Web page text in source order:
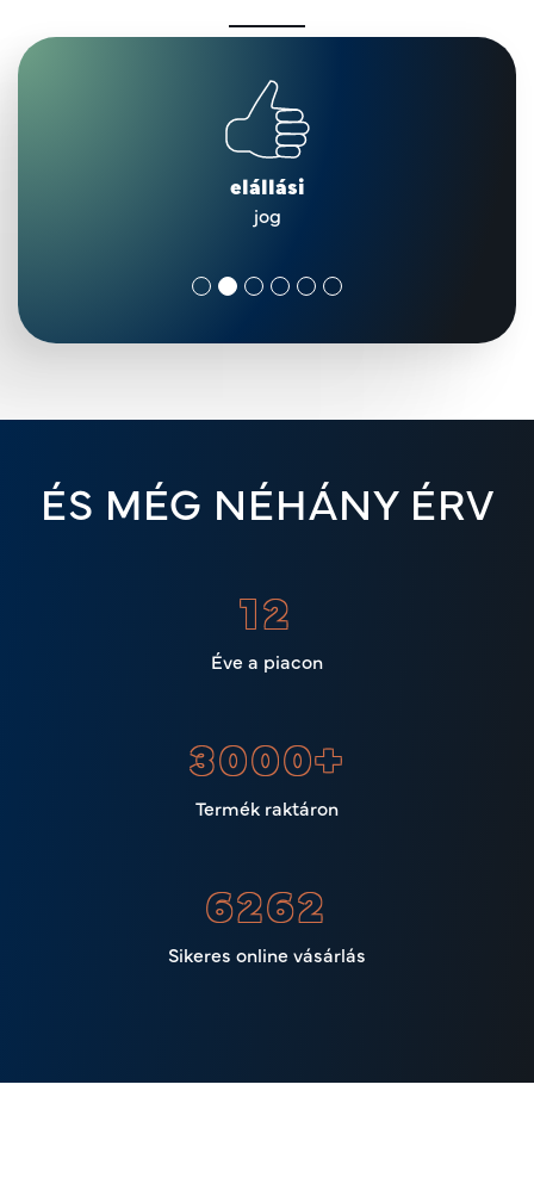
elállási
jog
ÉS MÉG NÉHÁNY ÉRV
14
Éve a piacon
3000+
Termék raktáron
7722
Sikeres online vásárlás